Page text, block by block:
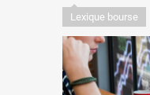
Lexique bourse